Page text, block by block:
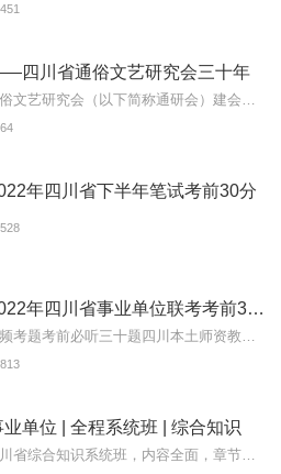
四川省通俗文艺研究会三十年
年四川省下半年笔试考前30分
医疗卫生｜2022年四川省事业单位联考考前30分
单位 | 全程系统班 | 综合知识